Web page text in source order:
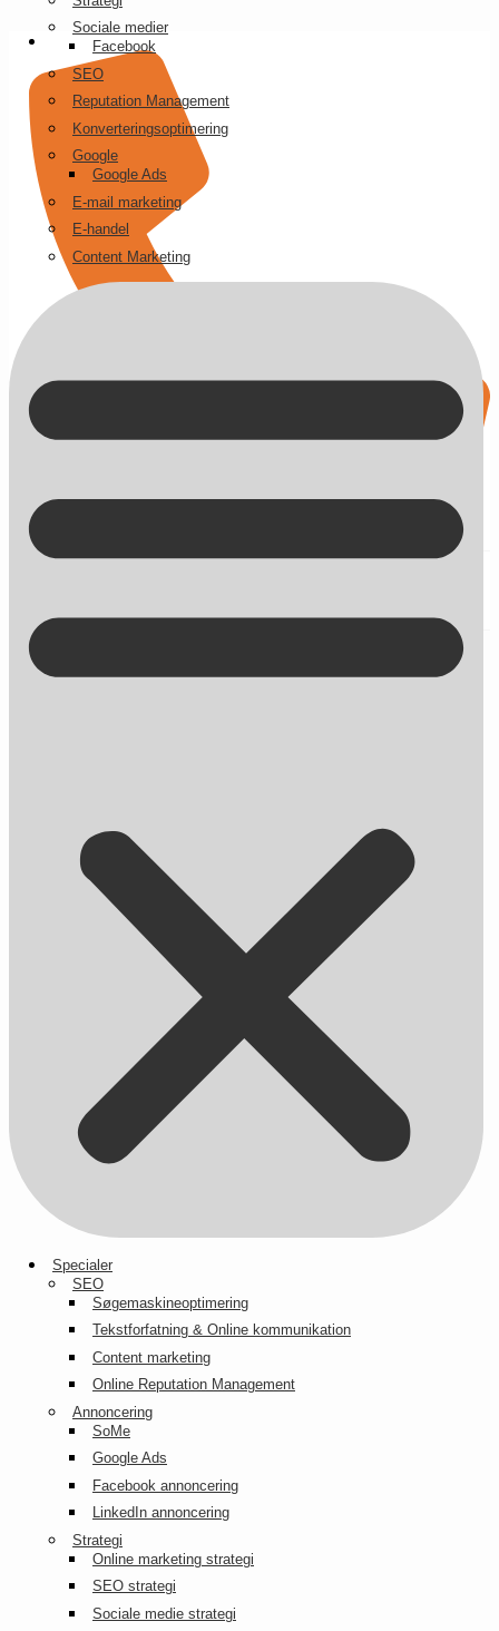
Kontakt på +45 70 13 63 23
Sociale medier
Facebook
SEO
Reputation Management
Konverteringsoptimering
Google
Google Ads
E-mail marketing
E-handel
Content Marketing
Specialer
SEO
Søgemaskineoptimering
Tekstforfatning & Online kommunikation
Content marketing
Online Reputation Management
Annoncering
SoMe
Google Ads
Facebook annoncering
LinkedIn annoncering
Strategi
Online marketing strategi
SEO strategi
Sociale medie strategi
Evergreen content – hvad, hvorfor,